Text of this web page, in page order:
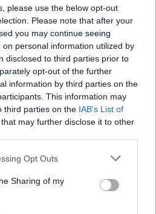
please use the below opt-out
Please note that after your
you may continue seeing
personal information utilized by
disclosed to third parties prior to
opt-out of the further
information by third parties on the
This information may
third parties on the IAB’s List of
that may further disclose it to other
Opt Outs
Sharing of my
Article suivant
Cancer du poumon chez la
femme : 7 signes d’alerte à
ne pas négliger